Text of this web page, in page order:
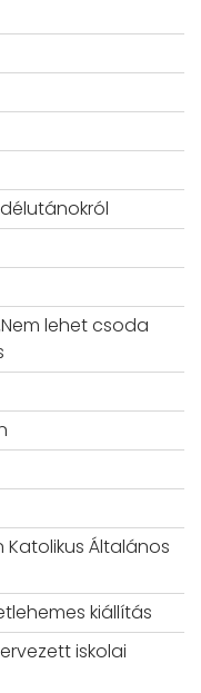
lehet csoda
Általános
kiállítás
iskolai